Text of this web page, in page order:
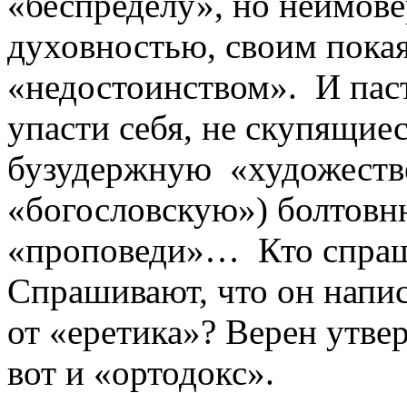
духовностью, своим
«недостоинством». И
упасти себя, не
бузудержную
«богословскую»)
«проповеди»… Кто
Спрашивают, что он
от «еретика»? Верен
вот и «ортодокс».